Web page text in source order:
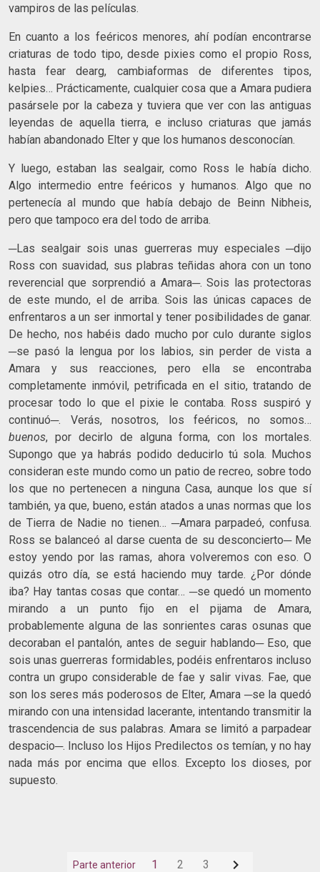
vampiros de las películas.
En cuanto a los feéricos menores, ahí podían encontrarse
criaturas de todo tipo, desde pixies como el propio Ross,
hasta fear dearg, cambiaformas de diferentes tipos,
kelpies… Prácticamente, cualquier cosa que a Amara pudiera
pasársele por la cabeza y tuviera que ver con las antiguas
leyendas de aquella tierra, e incluso criaturas que jamás
habían abandonado Elter y que los humanos desconocían.
Y luego, estaban las sealgair, como Ross le había dicho.
Algo intermedio entre feéricos y humanos. Algo que no
pertenecía al mundo que había debajo de Beinn Nibheis,
pero que tampoco era del todo de arriba.
─Las sealgair sois unas guerreras muy especiales ─dijo
Ross con suavidad, sus plabras teñidas ahora con un tono
reverencial que sorprendió a Amara─. Sois las protectoras
de este mundo, el de arriba. Sois las únicas capaces de
enfrentaros a un ser inmortal y tener posibilidades de ganar.
De hecho, nos habéis dado mucho por culo durante siglos
─se pasó la lengua por los labios, sin perder de vista a
Amara y sus reacciones, pero ella se encontraba
completamente inmóvil, petrificada en el sitio, tratando de
procesar todo lo que el pixie le contaba. Ross suspiró y
continuó─. Verás, nosotros, los feéricos, no somos…
buenos, por decirlo de alguna forma, con los mortales.
Supongo que ya habrás podido deducirlo tú sola. Muchos
consideran este mundo como un patio de recreo, sobre todo
los que no pertenecen a ninguna Casa, aunque los que sí
también, ya que, bueno, están atados a unas normas que los
de Tierra de Nadie no tienen… ─Amara parpadeó, confusa.
Ross se balanceó al darse cuenta de su desconcierto─ Me
estoy yendo por las ramas, ahora volveremos con eso. O
quizás otro día, se está haciendo muy tarde. ¿Por dónde
iba? Hay tantas cosas que contar… ─se quedó un momento
mirando a un punto fijo en el pijama de Amara,
probablemente alguna de las sonrientes caras osunas que
decoraban el pantalón, antes de seguir hablando─ Eso, que
sois unas guerreras formidables, podéis enfrentaros incluso
contra un grupo considerable de fae y salir vivas. Fae, que
son los seres más poderosos de Elter, Amara ─se la quedó
mirando con una intensidad lacerante, intentando transmitir la
trascendencia de sus palabras. Amara se limitó a parpadear
despacio─. Incluso los Hijos Predilectos os temían, y no hay
nada más por encima que ellos. Excepto los dioses, por
supuesto.
Parte anterior 1 2 3 